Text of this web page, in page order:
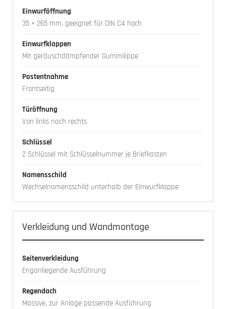
Einwurföffnung
35 × 265 mm, geeignet für DIN C4 hoch
Einwurfklappen
Mit geräuschdämpfender Gummilippe
Postentnahme
Frontseitig
Türöffnung
Von links nach rechts
Schlüssel
2 Schlüssel mit Schlüsselnummer je Briefkasten
Namensschild
Wechselnamensschild unterhalb der Einwurfklappe
Verkleidung und Wandmontage
Seitenverkleidung
Enganliegende Ausführung
Regendach
Massive, zur Anlage passende Ausführung